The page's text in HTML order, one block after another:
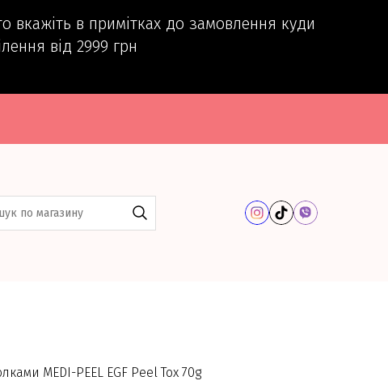
вкажіть в примітках до замовлення куди
від 2999 грн
MEDI-PEEL EGF Peel Tox 70g